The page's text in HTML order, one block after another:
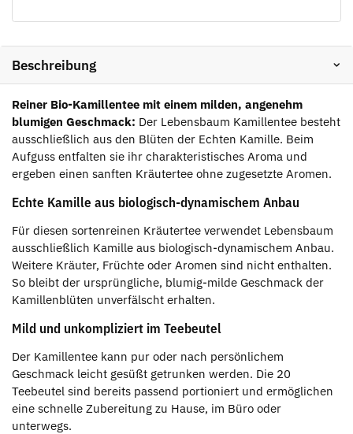
Beschreibung
Reiner Bio-Kamillentee mit einem milden, angenehm
blumigen Geschmack: Der Lebensbaum Kamillentee besteht
ausschließlich aus den Blüten der Echten Kamille. Beim
Aufguss entfalten sie ihr charakteristisches Aroma und
ergeben einen sanften Kräutertee ohne zugesetzte Aromen.
Echte Kamille aus biologisch-dynamischem Anbau
Für diesen sortenreinen Kräutertee verwendet Lebensbaum
ausschließlich Kamille aus biologisch-dynamischem Anbau.
Weitere Kräuter, Früchte oder Aromen sind nicht enthalten.
So bleibt der ursprüngliche, blumig-milde Geschmack der
Kamillenblüten unverfälscht erhalten.
Mild und unkompliziert im Teebeutel
Der Kamillentee kann pur oder nach persönlichem
Geschmack leicht gesüßt getrunken werden. Die 20
Teebeutel sind bereits passend portioniert und ermöglichen
eine schnelle Zubereitung zu Hause, im Büro oder
unterwegs.